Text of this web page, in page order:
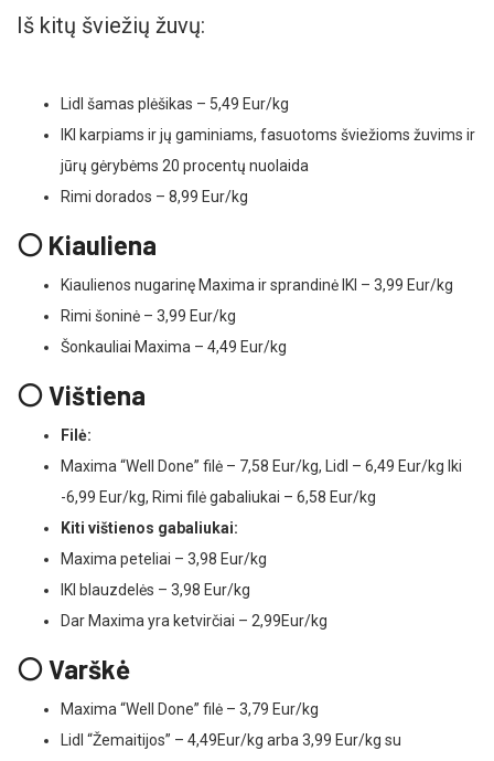
Iš kitų šviežių žuvų:
Lidl šamas plėšikas – 5,49 Eur/kg
IKI karpiams ir jų gaminiams, fasuotoms šviežioms žuvims ir
jūrų gėrybėms 20 procentų nuolaida
Rimi dorados – 8,99 Eur/kg
⚪ Kiauliena
Kiaulienos nugarinę Maxima ir sprandinė IKI – 3,99 Eur/kg
Rimi šoninė – 3,99 Eur/kg
Šonkauliai Maxima – 4,49 Eur/kg
⚪ Vištiena
Filė:
Maxima “Well Done” filė – 7,58 Eur/kg, Lidl – 6,49 Eur/kg Iki
-6,99 Eur/kg, Rimi filė gabaliukai – 6,58 Eur/kg
Kiti vištienos gabaliukai:
Maxima peteliai – 3,98 Eur/kg
IKI blauzdelės – 3,98 Eur/kg
Dar Maxima yra ketvirčiai – 2,99Eur/kg
⚪ Varškė
Maxima “Well Done” filė – 3,79 Eur/kg
Lidl “Žemaitijos” – 4,49Eur/kg arba 3,99 Eur/kg su